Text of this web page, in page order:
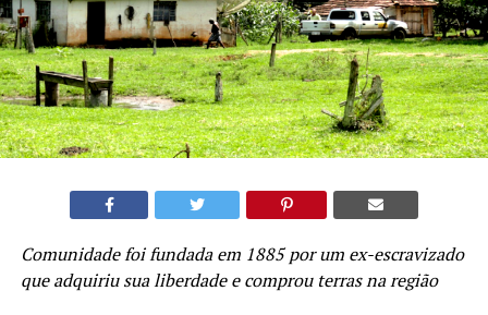
Comunidade foi fundada em 1885 por um ex-escravizado
que adquiriu sua liberdade e comprou terras na região